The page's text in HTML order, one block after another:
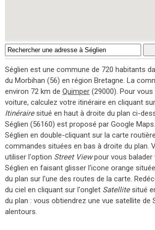
Séglien est une commune de 720 habitants
du Morbihan (56) en région Bretagne. La
environ 72 km de Quimper (29000). Pour vous
voiture, calculez votre itinéraire en cliquant
Itinérairesitué en haut à droite du plan ci-
Séglien (56160) est proposé par Google
Séglien en double-cliquant sur la carte
commandes situées en bas à droite du plan.
utiliser l'option Street Viewpour vous balader
Séglien en faisant glisser l'icone orange
du plan sur l'une des routes de la carte.
du ciel en cliquant sur l'onglet Satellitesitué
du plan : vous obtiendrez une vue satellite de
alentours.